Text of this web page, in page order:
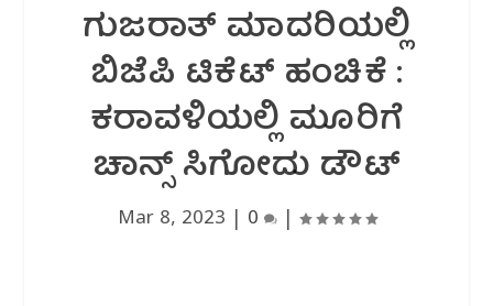
ಗುಜರಾತ್ ಮಾದರಿಯಲ್ಲಿ
ಬಿಜೆಪಿ ಟಿಕೆಟ್ ಹಂಚಿಕೆ :
ಕರಾವಳಿಯಲ್ಲಿ ಮೂರಿಗೆ
ಚಾನ್ಸ್ ಸಿಗೋದು ಡೌಟ್
Mar 8, 2023 0 |